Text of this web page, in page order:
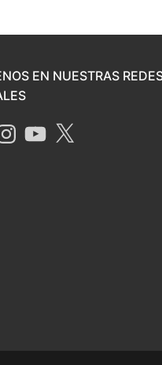
EN NUESTRAS